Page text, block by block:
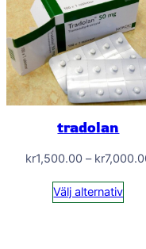
tradolan
kr1,500.00 – kr
Välj alternativ